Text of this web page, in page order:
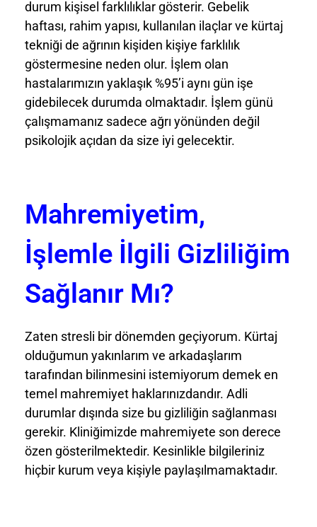
durum kişisel farklılıklar gösterir. Gebelik
haftası, rahim yapısı, kullanılan ilaçlar ve kürtaj
tekniği de ağrının kişiden kişiye farklılık
göstermesine neden olur. İşlem olan
hastalarımızın yaklaşık %95’i aynı gün işe
gidebilecek durumda olmaktadır. İşlem günü
çalışmamanız sadece ağrı yönünden değil
psikolojik açıdan da size iyi gelecektir.
Mahremiyetim,
İşlemle İlgili Gizliliğim
Sağlanır Mı?
Zaten stresli bir dönemden geçiyorum. Kürtaj
olduğumun yakınlarım ve arkadaşlarım
tarafından bilinmesini istemiyorum demek en
temel mahremiyet haklarınızdandır. Adli
durumlar dışında size bu gizliliğin sağlanması
gerekir. Kliniğimizde mahremiyete son derece
özen gösterilmektedir. Kesinlikle bilgileriniz
hiçbir kurum veya kişiyle paylaşılmamaktadır.